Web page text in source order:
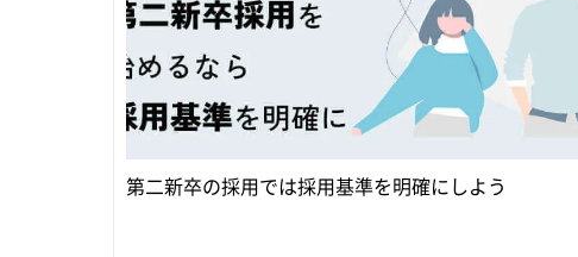
第二新卒の採用では採用基準を明確にしよう